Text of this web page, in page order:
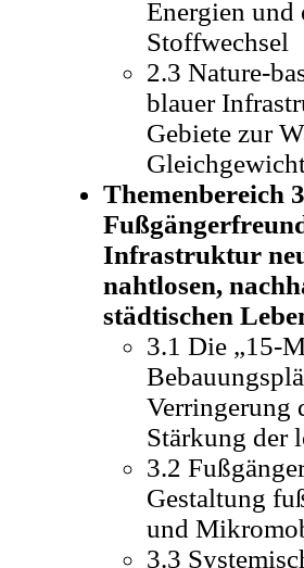
Energien und
Stoffwechsel
2.3 Nature-
blauer
Gebiete zur
Themenbereich
Infrastruktur
nahtlosen,
städtischen
3.1 Die „15-
Verringerung
Stärkung der
3.2
Gestaltung
und
3.3